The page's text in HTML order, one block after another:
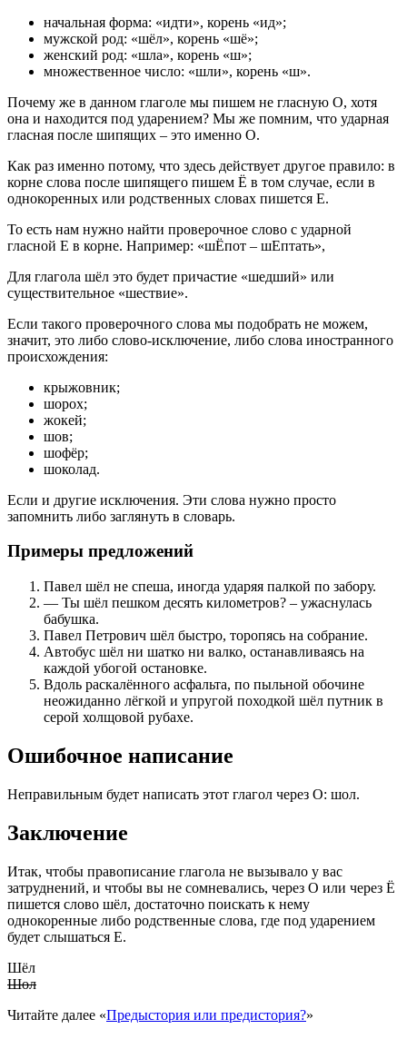
начальная форма: «идти», корень «ид»;
мужской род: «шёл», корень «шё»;
женский род: «шла», корень «ш»;
множественное число: «шли», корень «ш».
Почему же в данном глаголе мы пишем не гласную О, хотя
она и находится под ударением? Мы же помним, что ударная
гласная после шипящих – это именно О.
Как раз именно потому, что здесь действует другое правило: в
корне слова после шипящего пишем Ё в том случае, если в
однокоренных или родственных словах пишется Е.
То есть нам нужно найти проверочное слово с ударной
гласной Е в корне. Например: «шЁпот – шЕптать»,
Для глагола шёл это будет причастие «шедший» или
существительное «шествие».
Если такого проверочного слова мы подобрать не можем,
значит, это либо слово-исключение, либо слова иностранного
происхождения:
крыжовник;
шорох;
жокей;
шов;
шофёр;
шоколад.
Если и другие исключения. Эти слова нужно просто
запомнить либо заглянуть в словарь.
Примеры предложений
Павел шёл не спеша, иногда ударяя палкой по забору.
— Ты шёл пешком десять километров? – ужаснулась
бабушка.
Павел Петрович шёл быстро, торопясь на собрание.
Автобус шёл ни шатко ни валко, останавливаясь на
каждой убогой остановке.
Вдоль раскалённого асфальта, по пыльной обочине
неожиданно лёгкой и упругой походкой шёл путник в
серой холщовой рубахе.
Ошибочное написание
Неправильным будет написать этот глагол через О: шол.
Заключение
Итак, чтобы правописание глагола не вызывало у вас
затруднений, и чтобы вы не сомневались, через О или через Ё
пишется слово шёл, достаточно поискать к нему
однокоренные либо родственные слова, где под ударением
будет слышаться Е.
Шёл
Шол
Читайте далее «Предыстория или предистория?»